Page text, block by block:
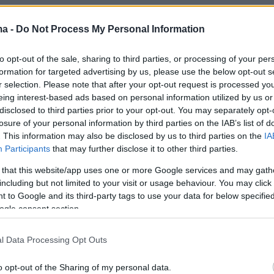
- Do Not Process My Personal Information
opt-out of the sale, sharing to third parties, or processing of your
for targeted advertising by us, please use the below opt-out
selection. Please note that after your opt-out request is processed
interest-based ads based on personal information utilized by us
to third parties prior to your opt-out. You may separately
of your personal information by third parties on the IAB’s list of
This information may also be disclosed by us to third parties on the
Participants that may further disclose it to other third parties.
that this website/app uses one or more Google services and may
but not limited to your visit or usage behaviour. You may
to Google and its third-party tags to use your data for below
consent section.
Data Processing Opt Outs
opt-out of the Sharing of my personal data.
Χιλιάδες ξένα στρατεύματα
να αναπτυχθούν στην
στο πλαίσιο των εγγυήσεων
Μακρόν είχε δηλώσει ότι 26 χώρες δεσμεύτηκαν
εγγυήσεων ασφαλείας μετά τον πόλεμο – Αντιδρά
προειδοποίησε ότι κάθε δυτική δύναμη στην
«θετικό στόχο» για τη Ρωσία
της Ουκρανίας
σήμερα στο Παρίσι εν
για την υποστήριξη